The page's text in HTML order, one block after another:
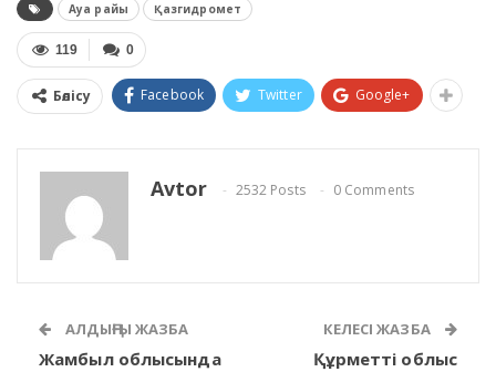
Ауа райы Қазгидромет
0
119
Бөлісу Facebook Twitter Google+
Avtor 2532 Posts 0 Comments
АЛДЫҢҒЫ ЖАЗБА
Жамбыл облысында
КЕЛЕСІ ЖАЗБА
Құрметті облыс